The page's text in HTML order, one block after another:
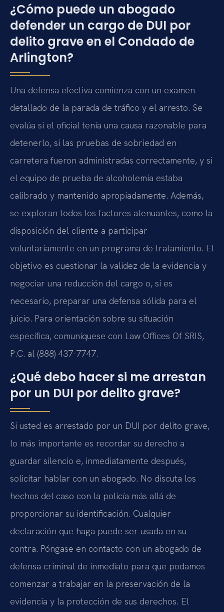
¿Cómo puede un abogado
defender un cargo de DUI por
delito grave en el Condado de
Arlington?
Una defensa efectiva comienza con un examen
detallado de la parada de tráfico y el arresto. Se
evalúa si el oficial tenía una causa razonable para
detenerlo, si las pruebas de sobriedad en
carretera fueron administradas correctamente, y si
el equipo de prueba de alcoholemia estaba
calibrado y mantenido apropiadamente. Además,
se exploran todos los factores atenuantes, como la
disposición del cliente a participar
voluntariamente en un programa de tratamiento. El
objetivo es cuestionar la validez de la evidencia y
negociar una reducción del cargo o, si es
necesario, preparar una defensa sólida para el
juicio. Para orientación sobre su situación
específica, comuníquese con Law Offices Of SRIS,
P.C. al (888) 437-7747.
¿Qué debo hacer si me arrestan
por un DUI por delito grave?
Si usted es arrestado por un DUI por delito grave,
lo más importante es recordar su derecho a
guardar silencio e, inmediatamente después,
solicitar hablar con un abogado. No discuta los
hechos del caso con la policía más allá de
proporcionar su identificación. Cualquier
declaración que haga puede ser usada en su
contra. Póngase en contacto con un abogado de
defensa criminal de inmediato para que podamos
comenzar a trabajar en la preservación de la
evidencia y la protección de sus derechos. El